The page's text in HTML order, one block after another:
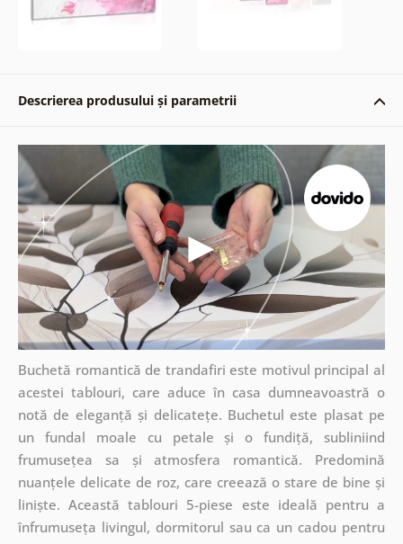
Descrierea produsului și parametrii
Buchetă romantică de trandafiri este motivul principal al
acestei tablouri, care aduce în casa dumneavoastră o
notă de eleganță și delicatețe. Buchetul este plasat pe
un fundal moale cu petale și o fundiță, subliniind
frumusețea sa și atmosfera romantică. Predomină
nuanțele delicate de roz, care creează o stare de bine și
liniște. Această tablouri 5-piese este ideală pentru a
înfrumuseța livingul, dormitorul sau ca un cadou pentru